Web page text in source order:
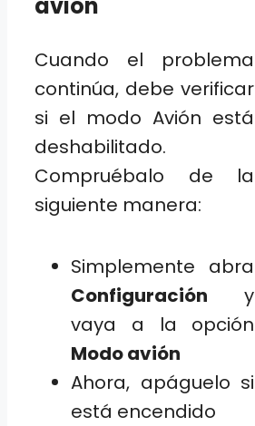
avión
Cuando el problema
continúa, debe verificar
si el modo Avión está
deshabilitado.
Compruébalo de la
siguiente manera:
Simplemente abra
Configuracióny
vaya a la opción
Modo avión
Ahora, apáguelo si
está encendido